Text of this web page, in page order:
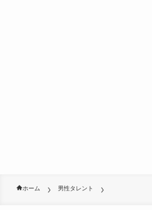
ホーム 男性タレント